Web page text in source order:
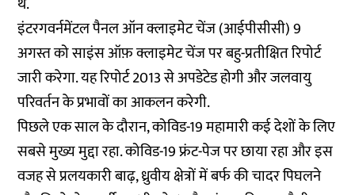
इंटरगवर्नमेंटल पैनल ऑन क्लाइमेट चेंज (आईपीसीसी) 9
अगस्त को साइंस ऑफ़ क्लाइमेट चेंज पर बहु-प्रतीक्षित रिपोर्ट
जारी करेगा. यह रिपोर्ट 2013 से अपडेटेड होगी और जलवायु
परिवर्तन के प्रभावों का आकलन करेगी.
पिछले एक साल के दौरान, कोविड-19 महामारी कई देशों के लिए
सबसे मुख्य मुद्दा रहा. कोविड-19 फ्रंट-पेज पर छाया रहा और इस
वजह से प्रलयकारी बाढ़, ध्रुवीय क्षेत्रों में बर्फ की चादर पिघलने